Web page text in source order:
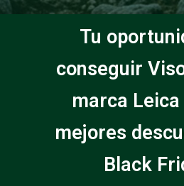
Tu
conseguir
marca
mejores
Black